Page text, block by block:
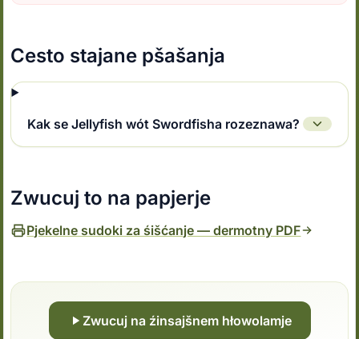
Cesto stajane pšašanja
Kak se Jellyfish wót Swordfisha rozeznawa?
Zwucuj to na papjerje
Pjekelne sudoki za śišćanje — dermotny PDF
Zwucuj na źinsajšnem hłowolamje